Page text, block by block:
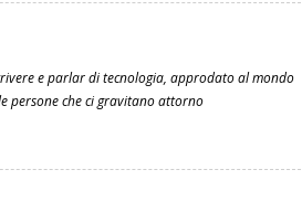
e parlar di tecnologia, approdato al mondo
persone che ci gravitano attorno